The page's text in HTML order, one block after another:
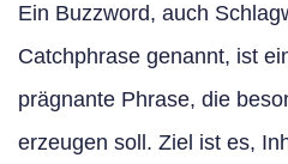
Ein Buzzword, auch
Catchphrase genannt, ist
prägnante Phrase, die
erzeugen soll. Ziel ist es,